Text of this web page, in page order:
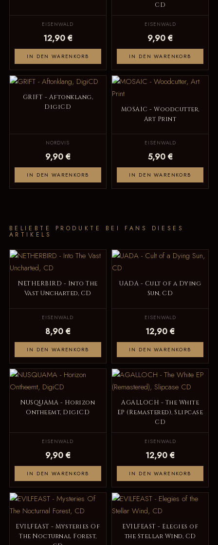
EISENWALD
12,90 €
IN DEN WARENKORB
CD
EISENWALD
9,90 €
IN DEN WARENKORB
GRIFT - Aftonklang,
DigiCD
NORDVIS
9,90 €
IN DEN WARENKORB
MOSAIC - Woodcutter,
Art Print
EISENWALD
5,90 €
IN DEN WARENKORB
BELIEBTE PRODUKTE BEI FANS DIESES
ARTIKELS
NETHERBIRD - Into The
Vast Uncharted, CD
EISENWALD
8,90 €
IN DEN WARENKORB
UADA - Cult of a Dying
Sun, CD
EISENWALD
12,90 €
IN DEN WARENKORB
NUSQUAMA - Horizon
Ontheemt, DigiCD
EISENWALD
9,90 €
IN DEN WARENKORB
AGALLOCH - The White
EP (Remastered), Slipcase
CD
EISENWALD
12,90 €
IN DEN WARENKORB
EVILFEAST - Mysteries Of
The Nocturnal Forest,
EVILFEAST - Elegies of
the Stellar Wind, CD